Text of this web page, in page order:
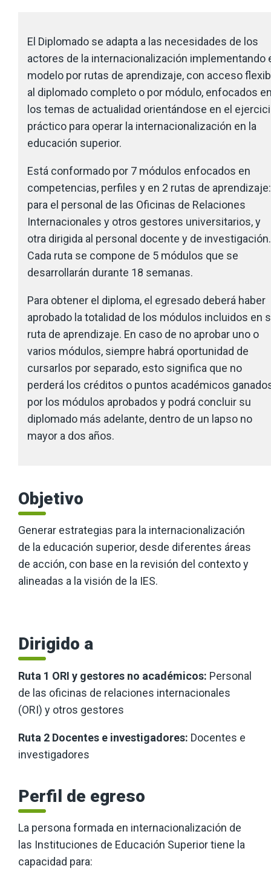
El Diplomado se adapta a las necesidades de los
actores de la internacionalización implementando
modelo por rutas de aprendizaje, con acceso
al diplomado completo o por módulo, enfocados
los temas de actualidad orientándose en el
práctico para operar la internacionalización en la
educación superior.
Está conformado por 7 módulos enfocados en
competencias, perfiles y en 2 rutas de aprendizaje:
para el personal de las Oficinas de Relaciones
Internacionales y otros gestores universitarios, y
otra dirigida al personal docente y de investigación.
Cada ruta se compone de 5 módulos que se
desarrollarán durante 18 semanas.
Para obtener el diploma, el egresado deberá haber
aprobado la totalidad de los módulos incluidos en
ruta de aprendizaje. En caso de no aprobar uno o
varios módulos, siempre habrá oportunidad de
cursarlos por separado, esto significa que no
perderá los créditos o puntos académicos
por los módulos aprobados y podrá concluir su
diplomado más adelante, dentro de un lapso no
mayor a dos años.
Objetivo
Generar estrategias para la internacionalización
de la educación superior, desde diferentes áreas
de acción, con base en la revisión del contexto y
alineadas a la visión de la IES.
Dirigido a
Ruta 1 ORI y gestores no académicos: Personal
de las oficinas de relaciones internacionales
(ORI) y otros gestores
Ruta 2 Docentes e investigadores: Docentes e
investigadores
Perfil de egreso
La persona formada en internacionalización de
las Instituciones de Educación Superior tiene la
capacidad para: